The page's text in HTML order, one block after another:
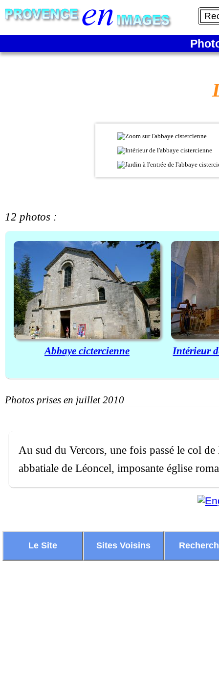
12 photos :
Abbaye cictercienne Intérieur
Photos prises en juillet 2010
Au sud du Vercors, une fois passé le col
abbatiale de Léoncel, imposante église
Le Site Sites Voisins